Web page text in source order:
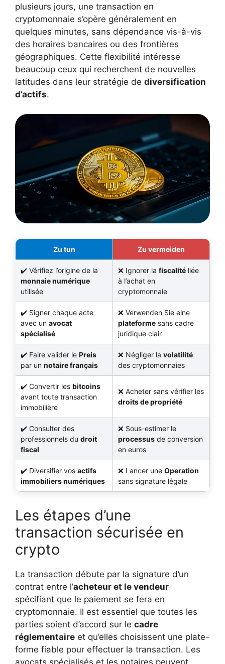
plusieurs jours, une transaction en
cryptomonnaie s’opère généralement en
quelques minutes, sans dépendance vis-à-vis
des horaires bancaires ou des frontières
géographiques. Cette flexibilité intéresse
beaucoup ceux qui recherchent de nouvelles
latitudes dans leur stratégie de diversification
d’actifs.
Zu tun Zu vermeiden
Vérifiez l’origine de la
monnaie numérique
utilisée
Ignorer la fiscalité liée
à l’achat en
cryptomonnaie
Signer chaque acte
avec un avocat
spécialisé
Verwenden Sie eine
plateforme sans cadre
juridique clair
Faire valider le Preis
par un notaire français
Négliger la volatilité
des cryptomonnaies
Convertir les bitcoins
avant toute transaction
immobilière
Acheter sans vérifier les
droits de propriété
Consulter des
professionnels du droit
fiscal
Sous-estimer le
processus de conversion
en euros
Diversifier vos actifs
immobiliers numériques
Lancer une Operation
sans signature légale
Les étapes d’une
transaction sécurisée en
crypto
La transaction débute par la signature d’un
contrat entre l’acheteur et le vendeur
spécifiant que le paiement se fera en
cryptomonnaie. Il est essentiel que toutes les
parties soient d’accord sur le cadre
réglementaire et qu’elles choisissent une plate-
forme fiable pour effectuer la transaction. Les
avocats spécialisés et les notaires peuvent